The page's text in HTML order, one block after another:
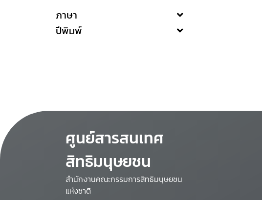
ภาษา
ปีพิมพ์
ศูนย์สารสนเทศ
สิทธิมนุษยชน
สำนักงานคณะกรรมการสิทธิมนุษยชน
แห่งชาติ